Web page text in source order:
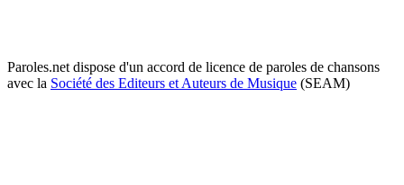
Paroles.net dispose d'un accord de licence de paroles de chansons
avec la Société des Editeurs et Auteurs de Musique (SEAM)